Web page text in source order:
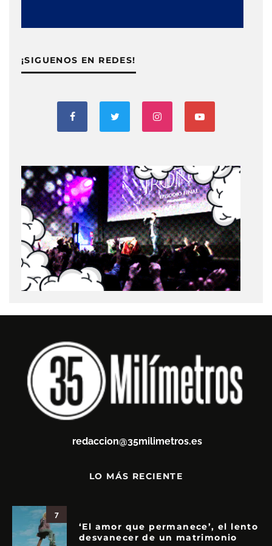
¡SIGUENOS EN REDES!
redaccion@35milimetros.es
LO MÁS RECIENTE
7
‘El amor que permanece’, el lento
desvanecer de un matrimonio